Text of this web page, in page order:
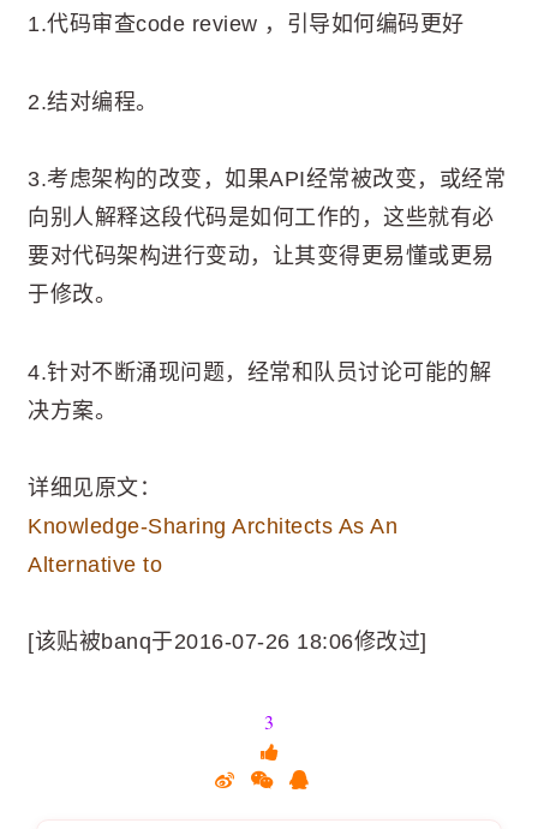
1.代码审查code review ，引导如何编码更好
2.结对编程。
3.考虑架构的改变，如果API经常被改变，或经常
向别人解释这段代码是如何工作的，这些就有必
要对代码架构进行变动，让其变得更易懂或更易
于修改。
4.针对不断涌现问题，经常和队员讨论可能的解
决方案。
详细见原文：
Knowledge-Sharing Architects As An
Alternative to
[该贴被banq于2016-07-26 18:06修改过]
3